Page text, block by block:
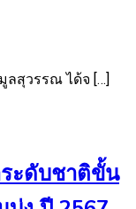
ลสุวรรณ ได้จ […]
ะดับชาติขั้น